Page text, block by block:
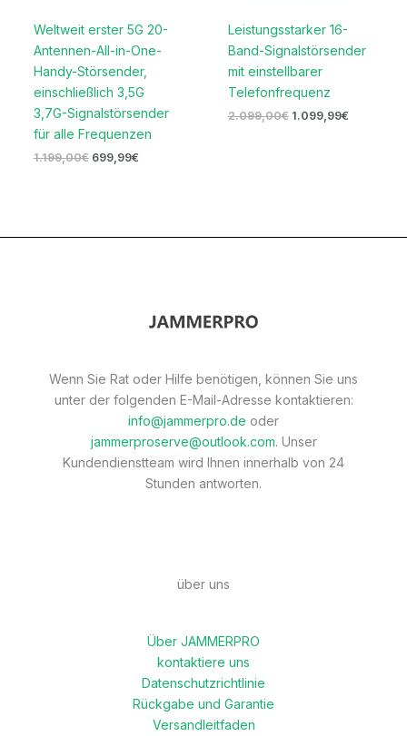
Weltweit erster 5G 20-
Antennen-All-in-One-
Handy-Störsender,
einschließlich 3,5G
3,7G-Signalstörsender
für alle Frequenzen
1.199,00€ 699,99€
Leistungsstarker 16-
Band-Signalstörsender
mit einstellbarer
Telefonfrequenz
2.099,00€ 1.099,99€
Wenn Sie Rat oder Hilfe benötigen, können Sie uns
unter der folgenden E-Mail-Adresse kontaktieren:
info@jammerpro.de oder
jammerproserve@outlook.com. Unser
Kundendienstteam wird Ihnen innerhalb von 24
Stunden antworten.
über uns
Über JAMMERPRO
kontaktiere uns
Datenschutzrichtlinie
Rückgabe und Garantie
Versandleitfaden